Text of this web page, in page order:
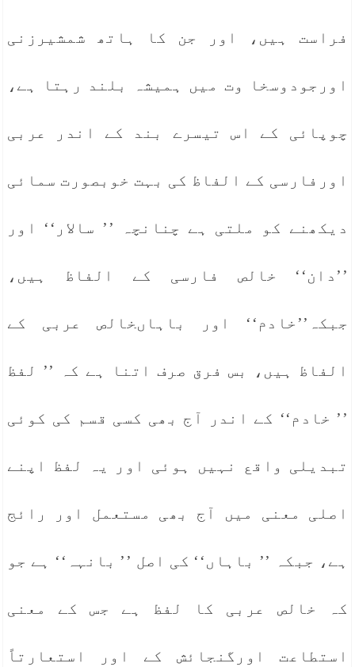
فراست ہیں، اور جن کا ہاتھ شمشیرزنی
اورجودوسخا وت میں ہمیشہ بلند رہتا ہے،
چوپائی کے اس تیسرے بند کے اندر عربی
اورفارسی کے الفاظ کی بہت خوبصورت سمائی
دیکھنے کو ملتی ہے چنانچہ ’’ سالار‘‘ اور
’’دان‘‘ خالص فارسی کے الفاظ ہیں،
جبکہ’’خادم‘‘ اور باہاںخالص عربی کے
الفاظ ہیں، بس فرق صرف اتنا ہے کہ ’’ لفظ
’’ خادم‘‘ کے اندر آج بھی کسی قسم کی کوئی
تبدیلی واقع نہیں ہوئی اور یہ لفظ اپنے
اصلی معنی میں آج بھی مستعمل اور رائج
ہے، جبکہ ’’ باہاں‘‘ کی اصل ’’ بانہہ‘‘ ہے جو
کہ خالص عربی کا لفظ ہے جس کے معنی
استطاعت اورگنجائش کے اور استعارتاً